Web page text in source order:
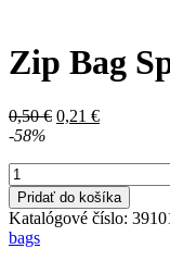
Zip Bag
0,50€ Pôvodná
0,21 €Aktuálna
-58%
množstvo
Zip
Bag
Spaceman
Pridať do košíka
Katalógové číslo:
bags